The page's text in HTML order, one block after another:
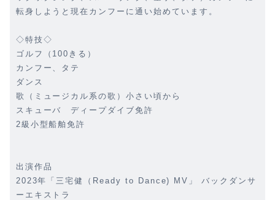
転身しようと現在カンフーに通い始めています。
◇特技◇
ゴルフ（100きる）
カンフー、タテ
ダンス
歌（ミュージカル系の歌）小さい頃から
スキューバ ディープダイブ免許
2級小型船舶免許
出演作品
2023年「三宅健（Ready to Dance) MV」 バックダンサ
ーエキストラ